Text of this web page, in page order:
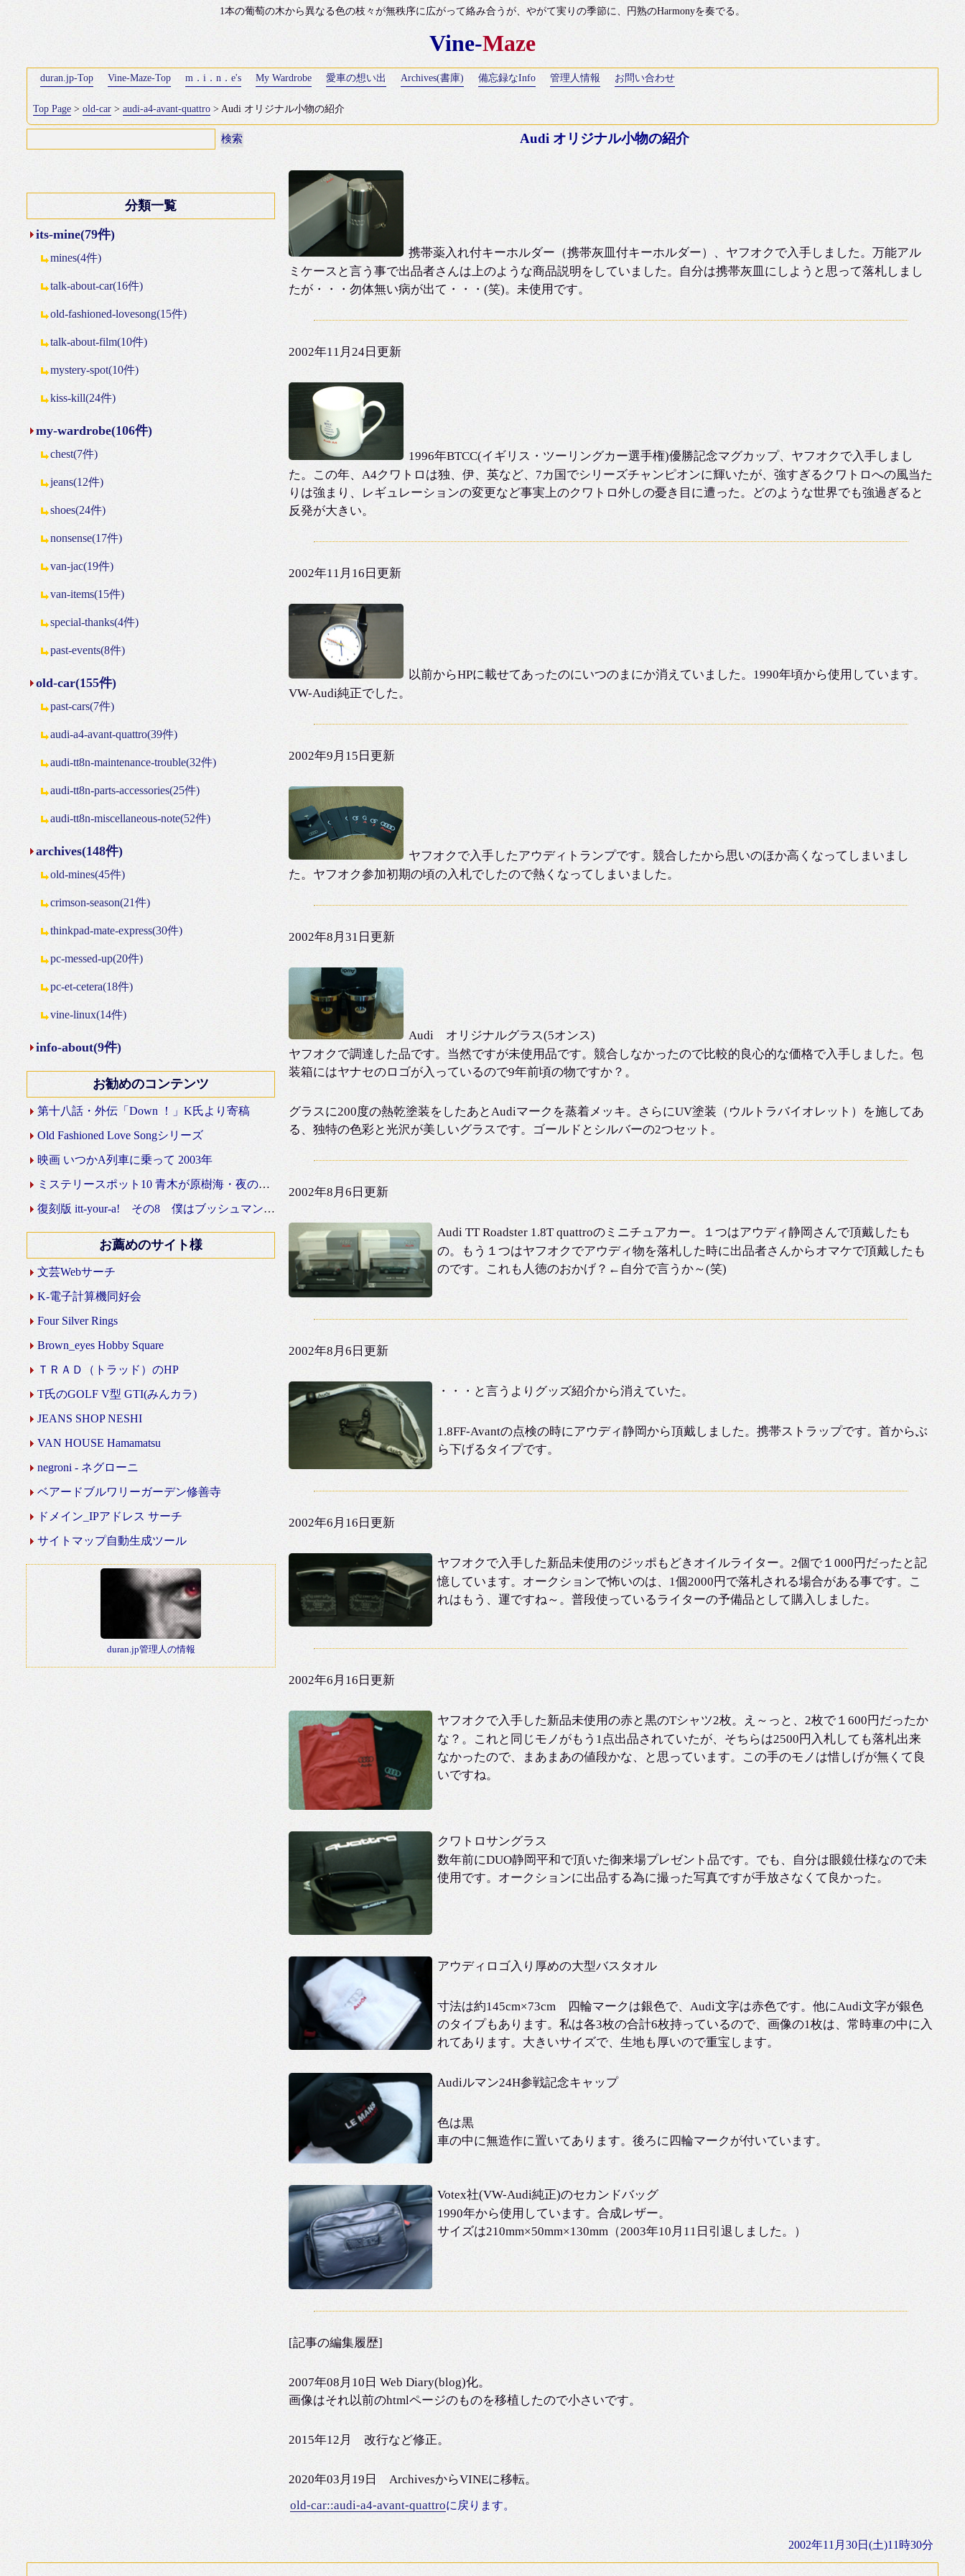
1本の葡萄の木から異なる色の枝々が無秩序に広がって絡み合うが、やがて実りの季節に、円熟のHarmonyを奏でる。
Vine-Maze
duran.jp-Top Vine-Maze-Top m．i．n．e's My Wardrobe 愛車の想い出 Archives(書庫) 備忘録なInfo 管理人情報 お問い合わせ
Top Page > old-car > audi-a4-avant-quattro > Audi オリジナル小物の紹介
Audi オリジナル小物の紹介
携帯薬入れ付キーホルダー（携帯灰皿付キーホルダー）、ヤフオクで入手しました。万能アル
ミケースと言う事で出品者さんは上のような商品説明をしていました。自分は携帯灰皿にしようと思って落札しまし
たが・・・勿体無い病が出て・・・(笑)。未使用です。
2002年11月24日更新
1996年BTCC(イギリス・ツーリングカー選手権)優勝記念マグカップ、ヤフオクで入手しまし
た。この年、A4クワトロは独、伊、英など、7カ国でシリーズチャンピオンに輝いたが、強すぎるクワトロへの風当た
りは強まり、レギュレーションの変更など事実上のクワトロ外しの憂き目に遭った。どのような世界でも強過ぎると
反発が大きい。
2002年11月16日更新
以前からHPに載せてあったのにいつのまにか消えていました。1990年頃から使用しています。
VW-Audi純正でした。
2002年9月15日更新
ヤフオクで入手したアウディトランプです。競合したから思いのほか高くなってしまいまし
た。ヤフオク参加初期の頃の入札でしたので熱くなってしまいました。
2002年8月31日更新
Audi オリジナルグラス(5オンス)
ヤフオクで調達した品です。当然ですが未使用品です。競合しなかったので比較的良心的な価格で入手しました。包
装箱にはヤナセのロゴが入っているので9年前頃の物ですか？。
グラスに200度の熱乾塗装をしたあとAudiマークを蒸着メッキ。さらにUV塗装（ウルトラバイオレット）を施してあ
る、独特の色彩と光沢が美しいグラスです。ゴールドとシルバーの2つセット。
2002年8月6日更新
Audi TT Roadster 1.8T quattroのミニチュアカー。１つはアウディ静岡さんで頂戴したも
の。もう１つはヤフオクでアウディ物を落札した時に出品者さんからオマケで頂戴したも
のです。これも人徳のおかげ？←自分で言うか～(笑)
2002年8月6日更新
・・・と言うよりグッズ紹介から消えていた。
1.8FF-Avantの点検の時にアウディ静岡から頂戴しました。携帯ストラップです。首からぶ
ら下げるタイプです。
2002年6月16日更新
ヤフオクで入手した新品未使用のジッポもどきオイルライター。2個で１000円だったと記
憶しています。オークションで怖いのは、1個2000円で落札される場合がある事です。こ
れはもう、運ですね～。普段使っているライターの予備品として購入しました。
2002年6月16日更新
ヤフオクで入手した新品未使用の赤と黒のTシャツ2枚。え～っと、2枚で１600円だったか
な？。これと同じモノがもう1点出品されていたが、そちらは2500円入札しても落札出来
なかったので、まあまあの値段かな、と思っています。この手のモノは惜しげが無くて良
いですね。
クワトロサングラス
数年前にDUO静岡平和で頂いた御来場プレゼント品です。でも、自分は眼鏡仕様なので未
使用です。オークションに出品する為に撮った写真ですが手放さなくて良かった。
アウディロゴ入り厚めの大型バスタオル
寸法は約145cm×73cm 四輪マークは銀色で、Audi文字は赤色です。他にAudi文字が銀色
のタイプもあります。私は各3枚の合計6枚持っているので、画像の1枚は、常時車の中に入
れてあります。大きいサイズで、生地も厚いので重宝します。
Audiルマン24H参戦記念キャップ
色は黒
車の中に無造作に置いてあります。後ろに四輪マークが付いています。
Votex社(VW-Audi純正)のセカンドバッグ
1990年から使用しています。合成レザー。
サイズは210mm×50mm×130mm（2003年10月11日引退しました。）
[記事の編集履歴]
2007年08月10日 Web Diary(blog)化。
画像はそれ以前のhtmlページのものを移植したので小さいです。
2015年12月 改行など修正。
2020年03月19日 ArchivesからVINEに移転。
old-car::audi-a4-avant-quattroに戻ります。
2002年11月30日(土)11時30分
分類一覧
its-mine(79件)
mines(4件)
talk-about-car(16件)
old-fashioned-lovesong(15件)
talk-about-film(10件)
mystery-spot(10件)
kiss-kill(24件)
my-wardrobe(106件)
chest(7件)
jeans(12件)
shoes(24件)
nonsense(17件)
van-jac(19件)
van-items(15件)
special-thanks(4件)
past-events(8件)
old-car(155件)
past-cars(7件)
audi-a4-avant-quattro(39件)
audi-tt8n-maintenance-trouble(32件)
audi-tt8n-parts-accessories(25件)
audi-tt8n-miscellaneous-note(52件)
archives(148件)
old-mines(45件)
crimson-season(21件)
thinkpad-mate-express(30件)
pc-messed-up(20件)
pc-et-cetera(18件)
vine-linux(14件)
info-about(9件)
お勧めのコンテンツ
第十八話・外伝「Down ！」K氏より寄稿
Old Fashioned Love Songシリーズ
映画 いつかA列車に乗って 2003年
ミステリースポット10 青木が原樹海・夜の国道139号線
復刻版 itt-your-a! その8 僕はブッシュマン＾＾
お薦めのサイト様
文芸Webサーチ
K-電子計算機同好会
Four Silver Rings
Brown_eyes Hobby Square
ＴＲＡＤ（トラッド）のHP
T氏のGOLF V型 GTI(みんカラ)
JEANS SHOP NESHI
VAN HOUSE Hamamatsu
negroni - ネグローニ
ベアードブルワリーガーデン修善寺
ドメイン_IPアドレス サーチ
サイトマップ自動生成ツール
duran.jp管理人の情報